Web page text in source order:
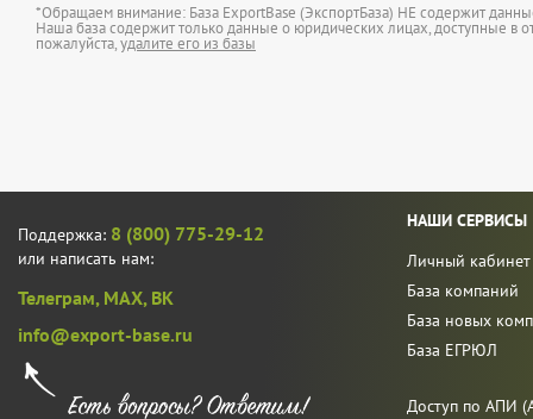
*Обращаем внимание: База ExportBase (ЭкспортБаза) НЕ содержит
Наша база содержит только данные о юридических лицах, доступные в
пожалуйста,удалите его из базы
Поддержка: 8 (800) 775-29-12
или написать нам:
Телеграм, MAX, ВК
info@export-base.ru
НАШИ СЕРВИСЫ
Личный кабинет
База компаний
База новых
База ЕГРЮЛ
Доступ по АПИ